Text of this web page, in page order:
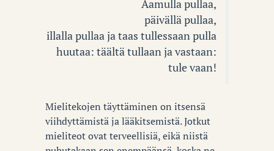
Aamulla pullaa,
päivällä pullaa,
illalla pullaa ja taas tullessaan pulla
huutaa: täältä tullaan ja vastaan:
tule vaan!
Mielitekojen täyttäminen on itsensä
viihdyttämistä ja lääkitsemistä. Jotkut
mieliteot ovat terveellisiä, eikä niistä